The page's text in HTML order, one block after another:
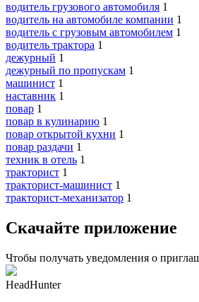
водитель грузового автомобиля 1
водитель на автомобиле компании 1
водитель с грузовым автомобилем 1
водитель трактора 1
дежурный 1
дежурный по пропускам 1
машинист 1
наставник 1
повар 1
повар в кулинарию 1
повар открытой кухни 1
повар раздачи 1
техник в отель 1
тракторист 1
тракторист-машинист 1
тракторист-механизатор 1
Скачайте приложение
Чтобы получать уведомления о
HeadHunter